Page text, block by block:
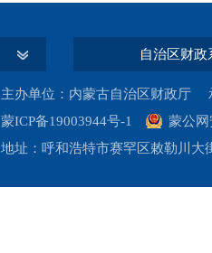
自治区财政
主办单位：内蒙古自治区财政厅
蒙ICP备19003944号-1
蒙公网
地址：呼和浩特市赛罕区敕勒川